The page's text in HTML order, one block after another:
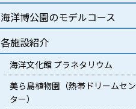
海洋博公園のモデルコース
各施設紹介
海洋文化館 プラネタリウム
美ら島植物園（熱帯ドリームセン
ター）